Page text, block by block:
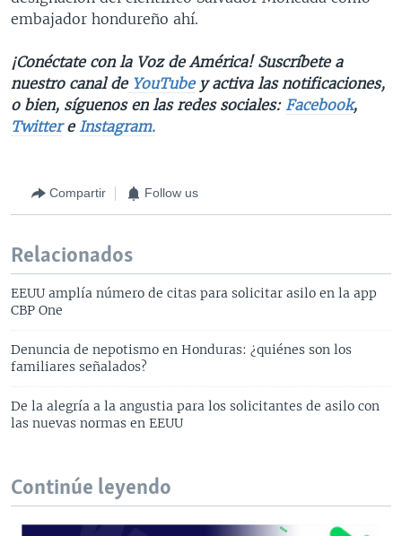
embajador hondureño ahí.
¡Conéctate con la Voz de América! Suscríbete a
nuestro canal deYouTubey activa las notificaciones,
o bien, síguenos en las redes sociales: Facebook,
Twittere Instagram.
Compartir Follow us
Relacionados
EEUU amplía número de citas para solicitar asilo en la app
CBP One
Denuncia de nepotismo en Honduras: ¿quiénes son los
familiares señalados?
De la alegría a la angustia para los solicitantes de asilo con
las nuevas normas en EEUU
Continúe leyendo